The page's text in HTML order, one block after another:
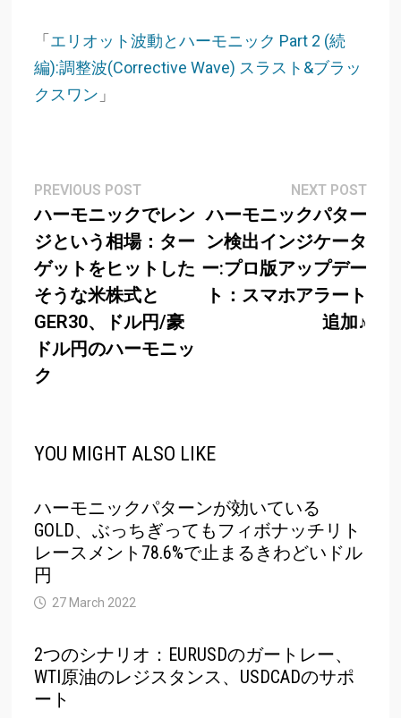
「エリオット波動とハーモニック Part 2 (続
編):調整波(Corrective Wave) スラスト&ブラッ
クスワン 」
Post
navigation
PREVIOUS POSTPrevious
post:
ハーモニックでレン
ジという相場：ター
ゲットをヒットした
そうな米株式と
GER30、ドル円/豪
ドル円のハーモニッ
ク
NEXT POSTNext
ハーモニックパター
ン検出インジケータ
ー:プロ版アップデー
ト：スマホアラート
追加♪
YOU MIGHT ALSO LIKE
ハーモニックパターンが効いている
GOLD、ぶっちぎってもフィボナッチリト
レースメント78.6%で止まるきわどいドル
円
27 March 2022
2つのシナリオ：EURUSDのガートレー、
WTI原油のレジスタンス、USDCADのサポ
ート